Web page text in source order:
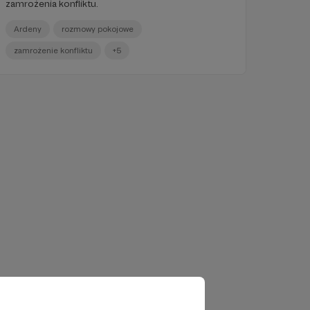
zamrożenia konfliktu.
Ardeny rozmowy pokojowe
zamrożenie konfliktu +5